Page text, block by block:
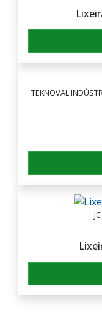
TEKNOVAL